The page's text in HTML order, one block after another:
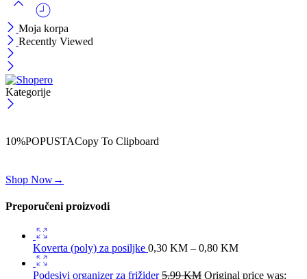
Moja korpa
Recently Viewed
Kategorije
10%POPUSTACopy To Clipboard
Shop Now→
Preporučeni proizvodi
Koverta (poly) za posiljke 0,30 KM – 0,80 KM
Podesivi organizer za frižider5,99KM Original price was: